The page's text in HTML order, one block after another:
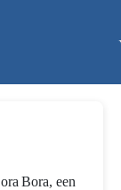
Bora, een